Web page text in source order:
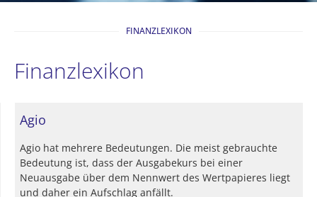
FINANZLEXIKON
Finanzlexikon
Agio
Agio hat mehrere Bedeutungen. Die meist gebrauchte
Bedeutung ist, dass der Ausgabekurs bei einer
Neuausgabe über dem Nennwert des Wertpapieres liegt
und daher ein Aufschlag anfällt.